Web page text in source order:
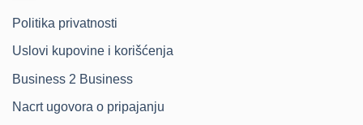
Politika privatnosti
Uslovi kupovine i korišćenja
Business 2 Business
Nacrt ugovora o pripajanju